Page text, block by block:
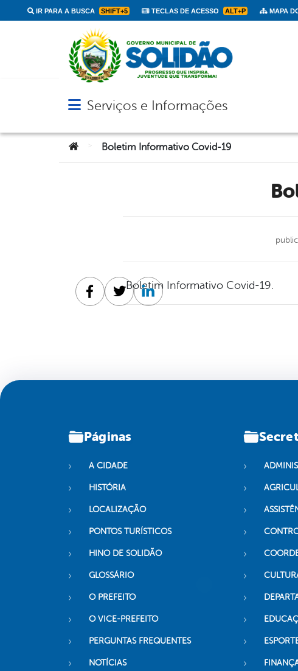
IR PARA A BUSCA SHIFT+5 TECLAS DE ACESSO ALT+P MAPA
Abrir menu principal de navegação
Serviços e Informações
Você está aqui:Boletim Informativo Covid-19
Boletim Informativo Covid-19.
Facebook
TwitterLinkedin
Páginas
A CIDADE
HISTÓRIA
LOCALIZAÇÃO
PONTOS TURÍSTICOS
HINO DE SOLIDÃO
GLOSSÁRIO
O PREFEITO
O VICE-PREFEITO
PERGUNTAS FREQUENTES
NOTÍCIAS